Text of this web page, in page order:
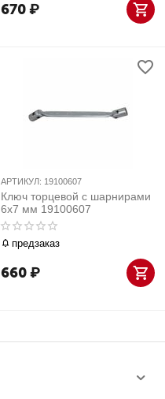
670₽
АРТИКУЛ: 19100607
Ключ торцевой с шарнирами
6х7 мм 19100607
предзаказ
660₽